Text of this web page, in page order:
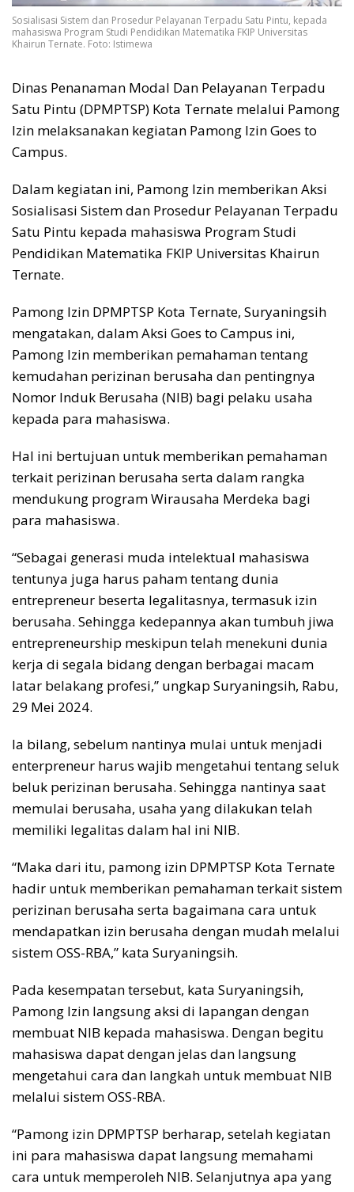
Sosialisasi Sistem dan Prosedur Pelayanan Terpadu Satu Pintu, kepada
mahasiswa Program Studi Pendidikan Matematika FKIP Universitas
Khairun Ternate. Foto: Istimewa
Dinas Penanaman Modal Dan Pelayanan Terpadu
Satu Pintu (DPMPTSP) Kota Ternate melalui Pamong
Izin melaksanakan kegiatan Pamong Izin Goes to
Campus.
Dalam kegiatan ini, Pamong Izin memberikan Aksi
Sosialisasi Sistem dan Prosedur Pelayanan Terpadu
Satu Pintu kepada mahasiswa Program Studi
Pendidikan Matematika FKIP Universitas Khairun
Ternate.
Pamong Izin DPMPTSP Kota Ternate, Suryaningsih
mengatakan, dalam Aksi Goes to Campus ini,
Pamong Izin memberikan pemahaman tentang
kemudahan perizinan berusaha dan pentingnya
Nomor Induk Berusaha (NIB) bagi pelaku usaha
kepada para mahasiswa.
Hal ini bertujuan untuk memberikan pemahaman
terkait perizinan berusaha serta dalam rangka
mendukung program Wirausaha Merdeka bagi
para mahasiswa.
“Sebagai generasi muda intelektual mahasiswa
tentunya juga harus paham tentang dunia
entrepreneur beserta legalitasnya, termasuk izin
berusaha. Sehingga kedepannya akan tumbuh jiwa
entrepreneurship meskipun telah menekuni dunia
kerja di segala bidang dengan berbagai macam
latar belakang profesi,” ungkap Suryaningsih, Rabu,
29 Mei 2024.
Ia bilang, sebelum nantinya mulai untuk menjadi
enterpreneur harus wajib mengetahui tentang seluk
beluk perizinan berusaha. Sehingga nantinya saat
memulai berusaha, usaha yang dilakukan telah
memiliki legalitas dalam hal ini NIB.
“Maka dari itu, pamong izin DPMPTSP Kota Ternate
hadir untuk memberikan pemahaman terkait sistem
perizinan berusaha serta bagaimana cara untuk
mendapatkan izin berusaha dengan mudah melalui
sistem OSS-RBA,” kata Suryaningsih.
Pada kesempatan tersebut, kata Suryaningsih,
Pamong Izin langsung aksi di lapangan dengan
membuat NIB kepada mahasiswa. Dengan begitu
mahasiswa dapat dengan jelas dan langsung
mengetahui cara dan langkah untuk membuat NIB
melalui sistem OSS-RBA.
“Pamong izin DPMPTSP berharap, setelah kegiatan
ini para mahasiswa dapat langsung memahami
cara untuk memperoleh NIB. Selanjutnya apa yang